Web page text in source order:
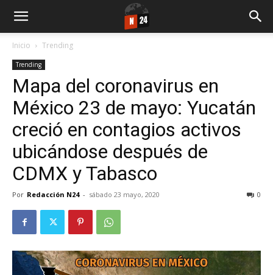
Inicio Trending
Trending
Mapa del coronavirus en
México 23 de mayo: Yucatán
creció en contagios activos
ubicándose después de
CDMX y Tabasco
Por Redacción N24 - sábado 23 mayo, 2020 0